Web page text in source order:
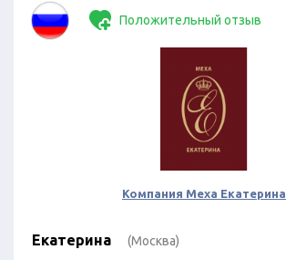
Положительный отзыв
Компания Меха Екатерина
Екатерина (Москва)